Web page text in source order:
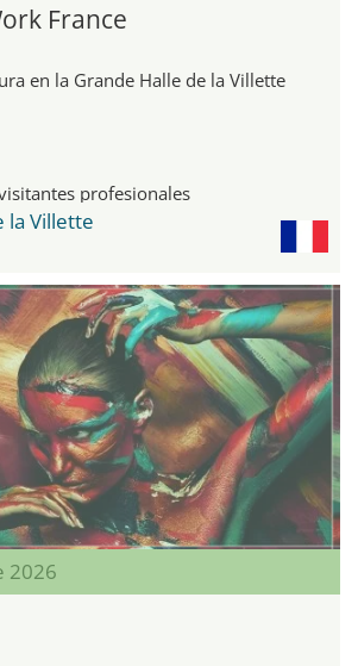
France
en la Grande Halle de la Villette
profesionales
la Villette
2026